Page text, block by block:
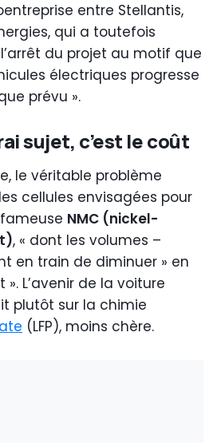
entre Stellantis,
qui a toutefois
du projet au motif que
électriques progresse
prévu ».
sujet, c’est le coût
le véritable problème
cellules envisagées pour
fameuse NMC (nickel-
, « dont les volumes –
en train de diminuer » en
L’avenir de la voiture
plutôt sur la chimie
(LFP), moins chère.